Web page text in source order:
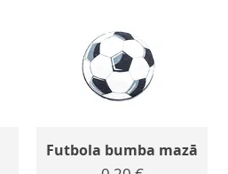
Futbola bumba mazā